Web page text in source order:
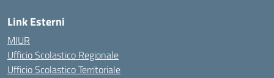
Link Esterni
MIUR
Ufficio Scolastico Regionale
Ufficio Scolastico Territoriale